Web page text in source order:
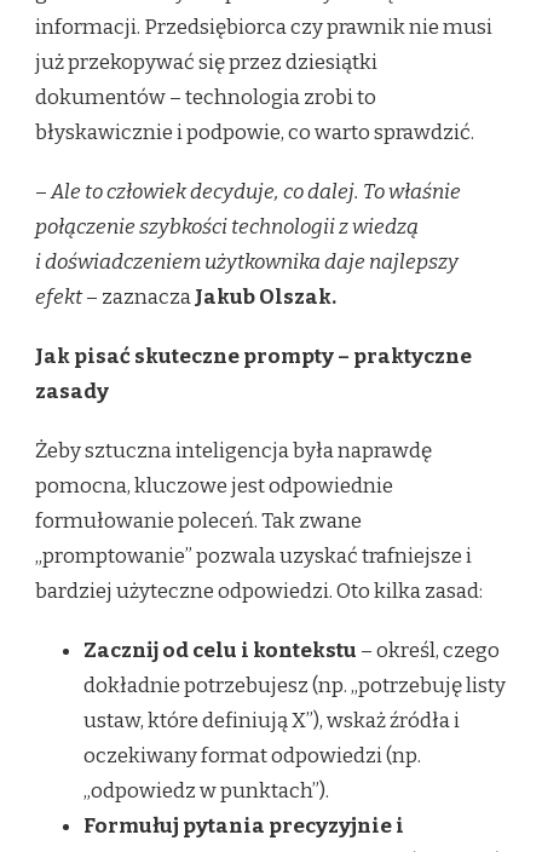
informacji. Przedsiębiorca czy prawnik nie musi
już przekopywać się przez dziesiątki
dokumentów – technologia zrobi to
błyskawicznie i podpowie, co warto sprawdzić.
–Ale to człowiek decyduje, co dalej. To właśnie
połączenie szybkości technologii z wiedzą
i doświadczeniem użytkownika daje najlepszy
efekt– zaznaczaJakub Olszak.
Jak pisać skuteczne prompty – praktyczne
zasady
Żeby sztuczna inteligencja była naprawdę
pomocna, kluczowe jest odpowiednie
formułowanie poleceń. Tak zwane
„promptowanie” pozwala uzyskać trafniejsze i
bardziej użyteczne odpowiedzi. Oto kilka zasad:
Zacznĳ od celu i kontekstu – określ, czego
dokładnie potrzebujesz (np. „potrzebuję listy
ustaw, które definiują X”), wskaż źródła i
oczekiwany format odpowiedzi (np.
„odpowiedz w punktach”).
Formułuj pytania precyzyjnie i